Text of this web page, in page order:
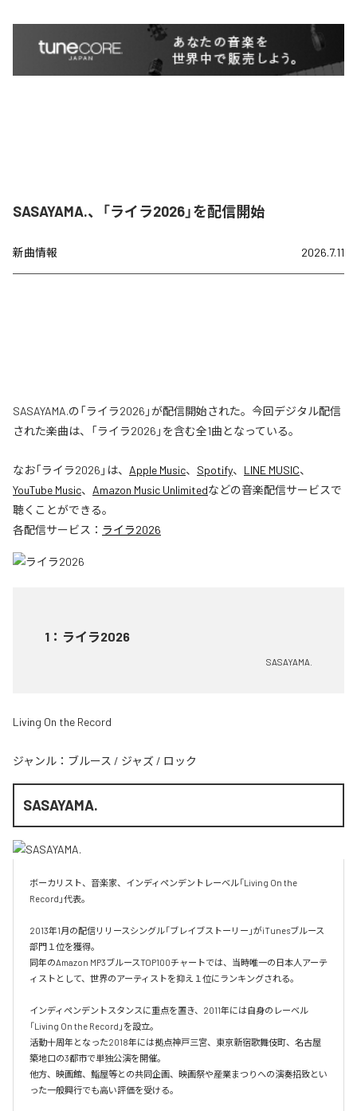
SASAYAMA.、「ライラ2026」を配信開始
新曲情報 2026.7.11
SASAYAMA.の「ライラ2026」が配信開始された。今回デジタル配信
された楽曲は、「ライラ2026」を含む全1曲となっている。
なお「ライラ2026 」は、 Apple Music、 Spotify、 LINE MUSIC、
YouTube Music、 Amazon Music Unlimitedなどの音楽配信サービスで
聴くことができる。
各配信サービス： ライラ2026
1 ： ライラ2026
SASAYAMA.
Living On the Record
ジャンル： ブルース / ジャズ / ロック
SASAYAMA.
ボーカリスト、音楽家、インディペンデントレーベル「Living On the
Record」代表。
2013年1月の配信リリースシングル「ブレイブストーリー」がiTunesブルース
部門１位を獲得。
同年のAmazon MP3ブルースTOP100チャートでは、当時唯一の日本人アーテ
ィストとして、世界のアーティストを抑え１位にランキングされる。
インディペンデントスタンスに重点を置き、2011年には自身のレーベル
「Living On the Record」を設立。
活動十周年となった2018年には拠点神戸三宮、東京新宿歌舞伎町、名古屋
築地口の3都市で単独公演を開催。
他方、映画館、鮨屋等との共同企画、映画祭や産業まつりへの演奏招致とい
った一般興行でも高い評価を受ける。